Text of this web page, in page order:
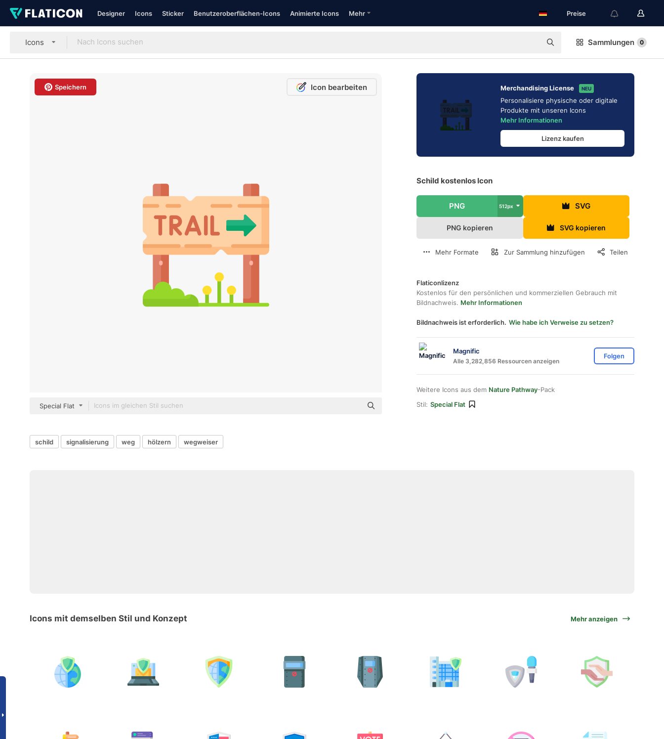
Designer Icons Sticker Benutzeroberflächen-Icons Animierte Icons Mehr Preise
Icons Sammlungen 0
Speichern Icon bearbeiten
Special Flat
Merchandising License NEU
Personalisiere physische oder digitale
Produkte mit unseren Icons
Mehr Informationen
Lizenz kaufen
Schild kostenlos Icon
PNG 512px SVG
PNG kopieren SVG kopieren
Mehr Formate Zur Sammlung hinzufügen Teilen
Flaticonlizenz
Kostenlos für den persönlichen und kommerziellen Gebrauch mit
Bildnachweis. Mehr Informationen
Bildnachweis ist erforderlich. Wie habe ich Verweise zu setzen?
Magnific
Alle 3,282,856 Ressourcen anzeigen
Folgen
Weitere Icons aus dem Nature Pathway-Pack
Stil: Special Flat
schild signalisierung weg hölzern wegweiser
Icons mit demselben Stil und Konzept Mehr anzeigen